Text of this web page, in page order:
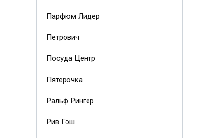
Парфюм Лидер
Петрович
Посуда Центр
Пятерочка
Ральф Рингер
Рив Гош